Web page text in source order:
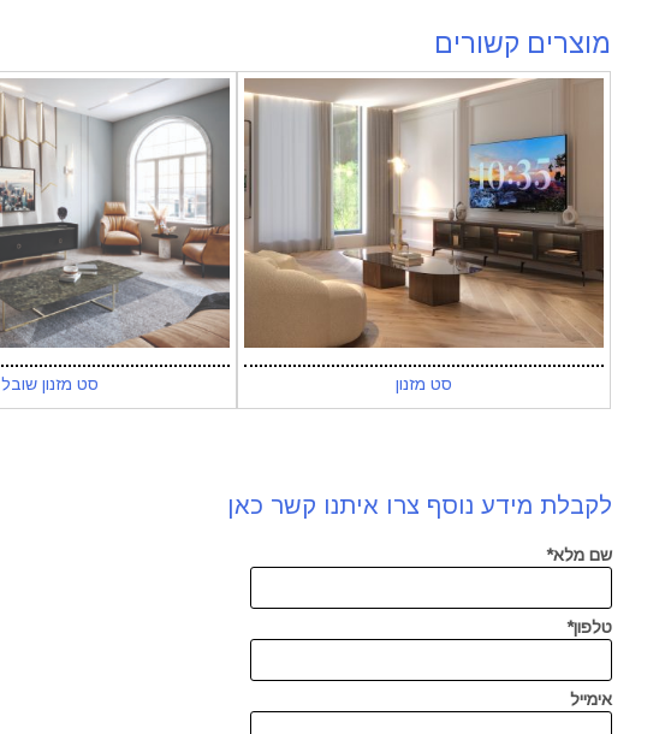
מוצרים קשורים
סט מזנון שובל סט מזנון
לקבלת מידע נוסף צרו איתנו קשר כאן
שם מלא*
טלפון*
אימייל